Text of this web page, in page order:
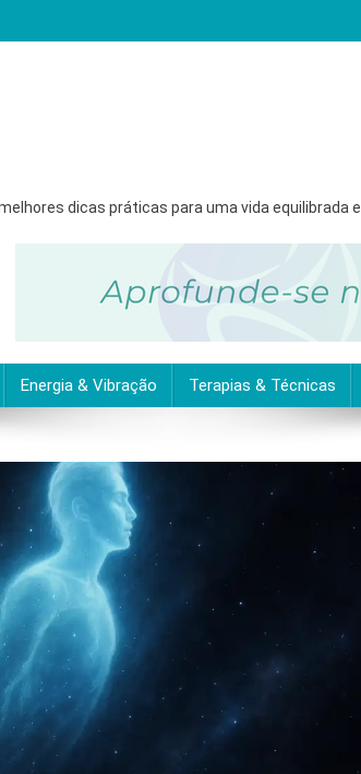
dicas práticas para uma vida equilibrada e
Energia & Vibração Terapias & Técnicas